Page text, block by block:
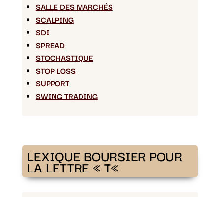
SALLE DES MARCHÉS
SCALPING
SDI
SPREAD
STOCHASTIQUE
STOP LOSS
SUPPORT
SWING TRADING
LEXIQUE BOURSIER POUR
LA LETTRE «T«